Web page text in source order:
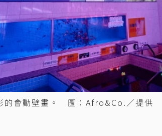
的會動壁畫。 圖：Afro&Co.／提供